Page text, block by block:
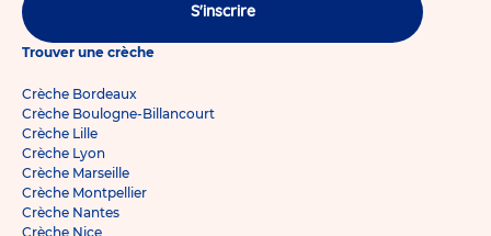
S'inscrire
Trouver une crèche
Crèche Bordeaux
Crèche Boulogne-Billancourt
Crèche Lille
Crèche Lyon
Crèche Marseille
Crèche Montpellier
Crèche Nantes
Crèche Nice